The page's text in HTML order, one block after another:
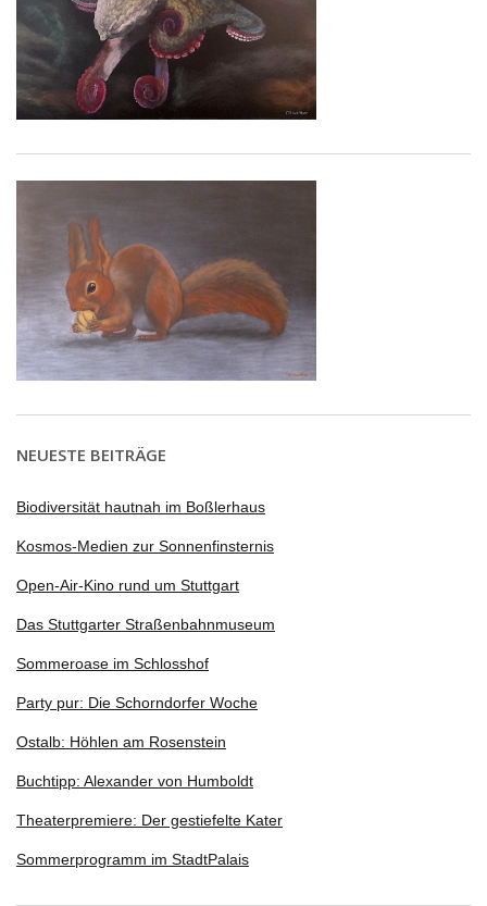
NEUESTE BEITRÄGE
Biodiversität hautnah im Boßlerhaus
Kosmos-Medien zur Sonnenfinsternis
Open-Air-Kino rund um Stuttgart
Das Stuttgarter Straßenbahnmuseum
Sommeroase im Schlosshof
Party pur: Die Schorndorfer Woche
Ostalb: Höhlen am Rosenstein
Buchtipp: Alexander von Humboldt
Theaterpremiere: Der gestiefelte Kater
Sommerprogramm im StadtPalais